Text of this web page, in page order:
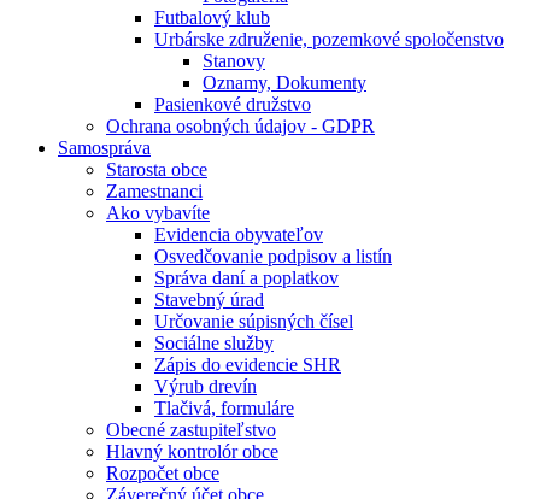
Futbalový klub
Urbárske združenie, pozemkové spoločenstvo
Stanovy
Oznamy, Dokumenty
Pasienkové družstvo
Ochrana osobných údajov - GDPR
Samospráva
Starosta obce
Zamestnanci
Ako vybavíte
Evidencia obyvateľov
Osvedčovanie podpisov a listín
Správa daní a poplatkov
Stavebný úrad
Určovanie súpisných čísel
Sociálne služby
Zápis do evidencie SHR
Výrub drevín
Tlačivá, formuláre
Obecné zastupiteľstvo
Hlavný kontrolór obce
Rozpočet obce
Záverečný účet obce